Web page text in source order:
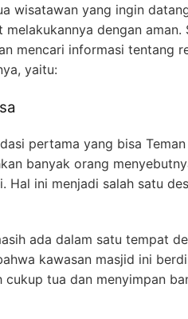
wisatawan yang ingin
melakukannya dengan
mencari informasi tentang
yaitu:
pertama yang bisa
banyak orang
Hal ini menjadi salah satu
ada dalam satu tempat
kawasan masjid ini
cukup tua dan menyimpan